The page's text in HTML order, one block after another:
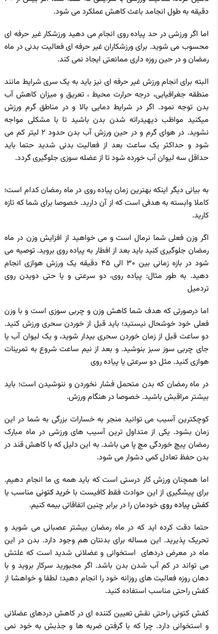
دقیقه به طول انجامد باعث کاهش عملکرد می‌ شود.
اما اگر ورزشی در حد پیاده روی انجام می دهید ورزشکار غیر حرفه ای
محسوب می شوید. برای ورزشکاران غیر حرفه ای فعالیت بدنی در ماه
رمضان و در حین روزه داری ممانعتی ایجاد نمی کند.
البته برای انجام ورزش غیر حرفه ای نیز باید به یک سری شرایط مانند
منطقه جغرافیایی، درجه حرارت محیط ، تعریق و میزان کاهش آب
بدن توجه نمود. اگر در شرایط دمایی بالا و در مناطق گرم ورزش
میکنید مواظب دیهیدراته شدن بدن باشید تا با مشکلی مواجه
نشوید. در هوای گرم و در حین ورزش آب بدن حدود 2 لیتر کم می
شود و حداکثر یک ساعت بعد از فعالیت بدنی شدید حتما باید
حداقل سه لیوان آب خورده شود تا از عضله سوزی جلوگیری گردد.
به بیانی دیگر اینکه بهترین زمان پیاده روی در ماه رمضان کدام است؛
کاملا وابسته به هدفی است که از آن دارید. خصوصا برای شما که تازه
کارید.
اگر وزن فعلی شما نرمال است و می خواهید از افزایش وزن در ماه
رمضان جلوگیری کنید باید بعد از افطار به پیاده روی بروید. توصیه می
شود در بازه زمانی بین 30 الی 45 دقیقه یک ورزش هوازی انجام
دهید. به طور مثال: پیاده روی، دو سرعتی و یا حتی دویدن روی
تردمیل
اما درصورتی که هدف شما کاهش وزن و چربی سوزی است و با وزن
فعلی خود خوشحال نیستید؛ باید قبل از خوردن سحری ورزش کنید.
دو ساعت قبل از زمان خوردن سحری بیدار شوید، و یک لیوان آب یا
جای چربی سوز سبز بنوشید. و بعد از نیم ساعت شروع به تمرینات
هوازی کنید. مثل دو سرعتی یا پیاده روی
در ماه رمضان که بدن متحمل فشار نخوردن و ننوشیدن است؛ باید
بیشتر مراقبش باشید. خصوصا در هنگام ورزش.
کوچکترین آسیب می توانید منجر به خسارات بزرگی به شما در این
زمان بشود. یکی از متداول ترین آسیب های ورزشی در ماه مبارک
رمضان پیچ خوردگی مچ پا می باشد. به این دلیل که با کاهش قند در
بدن حفظ تعادل کمی دشوار می شود.
اما همچنان ورزش کار درستی است که باید همه ی ما انجام دهیم.
برای پیشگیری از این حوادث فقط کافیست با خرید کتونی مناسب یا
کفش پیاده روی خودمان را در برابر چنین اتفاقاتی بیمه کنیم.
حتما دقت کرده اید که در ماه رمضان بیشتر عصبانی می شوید و
تحریک پذیرید. این مساله برای بدنتان هم وجود دارد. بدن در این
ماه در معرض دردهای استخوانی و عضلانی شدید است که علتش
می تواند در کم آب شدن بدن باشد. اگر مجبورید سرکار بروید و با
دهان روزه فعالیت های روزانه خود را انجام دهید؛ لطفا و خواهشا از
کفش راحتی مناسب استفاده کنید.
کفش کتونی راحتی نقش تعیین کننده ای در کاهش دردهای عضلانی
و استخوانی دارد. چرا که با گرفتن ضربه ها و جذبش به خود نمی